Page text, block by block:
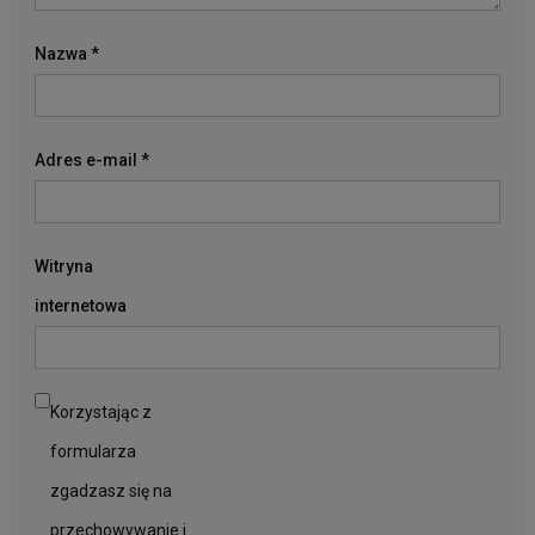
Nazwa *
Adres e-mail *
Witryna
internetowa
Korzystając z
formularza
zgadzasz się na
przechowywanie i